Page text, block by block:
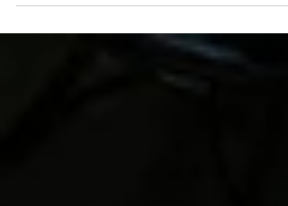
voorbereiding. Analyseer financiën, personeel,
Onderhandel duidelijk en leg alles vast in een
boekwaarde of marktvergelijking. Controleer